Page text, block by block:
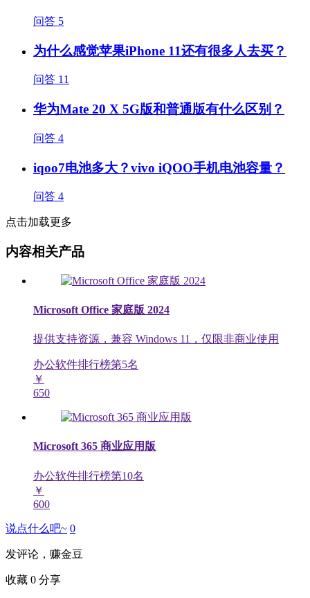
问答 5
为什么感觉苹果iPhone 11还有很多人去买？
问答 11
华为Mate 20 X 5G版和普通版有什么区别？
问答 4
iqoo7电池多大？vivo iQOO手机电池容量？
问答 4
点击加载更多
内容相关产品
Microsoft Office 家庭版 2024
提供支持资源，兼容 Windows 11，仅限非商业使用
办公软件排行榜第5名
￥
650
Microsoft 365 商业应用版
办公软件排行榜第10名
￥
600
说点什么吧~ 0
发评论，赚金豆
收藏 0 分享